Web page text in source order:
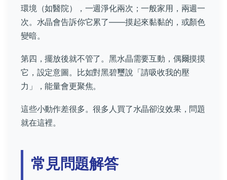
環境（如醫院），一週淨化兩次；一般家用，兩週一
次。水晶會告訴你它累了——摸起來黏黏的，或顏色
變暗。
第四，擺放後就不管了。黑水晶需要互動，偶爾摸摸
它，設定意圖。比如對黑碧璽說「請吸收我的壓
力」，能量會更聚焦。
這些小動作差很多。很多人買了水晶卻沒效果，問題
就在這裡。
常見問題解答